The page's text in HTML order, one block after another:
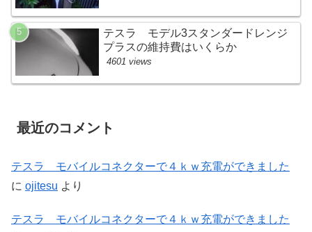
テスラ モデル3スタンダードレンジ
プラスの維持費はいくらか
4601 views
最近のコメント
テスラ モバイルコネクターで４ｋｗ充電ができました
に ojitesu より
テスラ モバイルコネクターで４ｋｗ充電ができました